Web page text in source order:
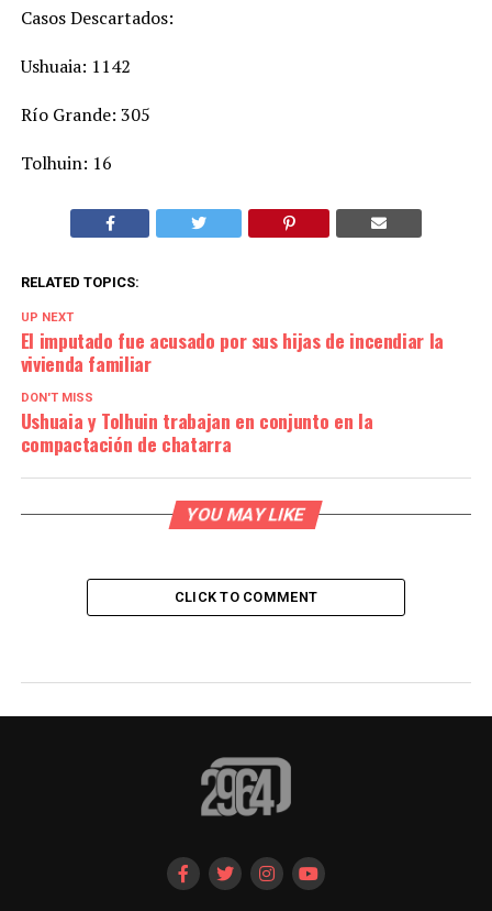
Casos Descartados:
Ushuaia: 1142
Río Grande: 305
Tolhuin: 16
RELATED TOPICS:
UP NEXT
El imputado fue acusado por sus hijas de incendiar la
vivienda familiar
DON'T MISS
Ushuaia y Tolhuin trabajan en conjunto en la
compactación de chatarra
YOU MAY LIKE
CLICK TO COMMENT